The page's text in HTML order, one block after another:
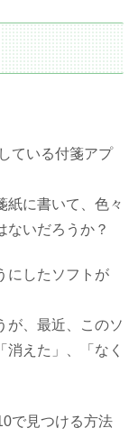
ている付箋アプ
に書いて、色々
ないだろうか？
にしたソフトが
、最近、このソ
えた」、「なく
で見つける方法